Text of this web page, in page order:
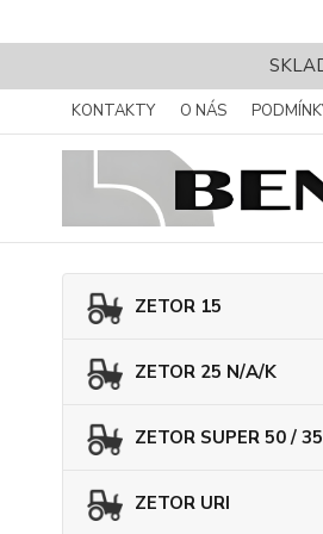
KONTAKTY O NÁS
ZETOR 15
ZETOR 25 N/A/K
ZETOR SUPER 50 / 35
ZETOR URI